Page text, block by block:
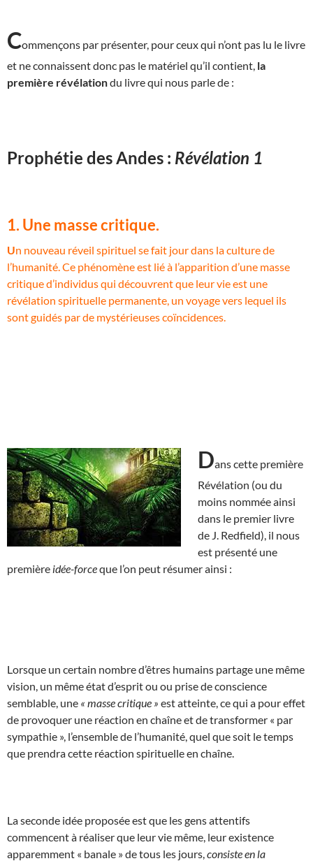
Commençons par présenter, pour ceux qui n’ont pas lu le livre
et ne connaissent donc pas le matériel qu’il contient, la
première révélationdu livre qui nous parle de :
Prophétie des Andes : Révélation 1
1. Une masse critique.
Un nouveau réveil spirituel se fait jour dans la culture de
l’humanité. Ce phénomène est lié à l’apparition d’une masse
critique d’individus qui découvrent que leur vie est une
révélation spirituelle permanente, un voyage vers lequel ils
sont guidés par de mystérieuses coïncidences.
Dans cette première
Révélation (ou du
moins nommée ainsi
dans le premier livre
de J. Redfield), il nous
est présenté une
première idée-forceque l’on peut résumer ainsi :
Lorsque un certain nombre d’êtres humains partage une même
vision, un même état d’esprit ou ou prise de conscience
semblable, une « masse critique » est atteinte, ce qui a pour effet
de provoquer une réaction en chaîne et de transformer « par
sympathie », l’ensemble de l’humanité, quel que soit le temps
que prendra cette réaction spirituelle en chaîne.
La seconde idée proposée est que les gens attentifs
commencent à réaliser que leur vie même, leur existence
apparemment « banale » de tous les jours, consiste en la